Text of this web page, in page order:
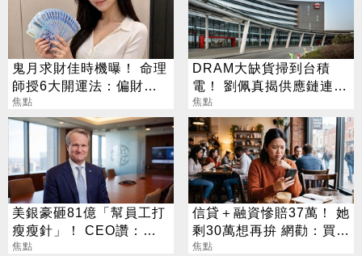
鬼月求財佳時機曝！ 命理
師授6大開運法：偏財
「用想的」就行
焦點
DRAM大缺貨掃到台積
電！ 劉佩真揭供應鏈連鎖
效應
焦點
美銀豪砸81億「幫員工打
瘦瘦針」！ CEO讚：一
項值得的投資
焦點
信貸＋融資慘賠37萬！ 她
剩30萬想再拚 網勸：買買
ETF就好
焦點